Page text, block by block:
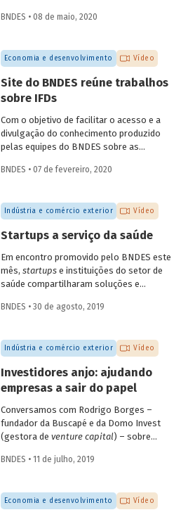
por especialistas da área de saúde, em
quarta, dia 6 de maio. A conversa,
transmitida pelo YouTube do Banco,
contou com participações do
coordenador de ações de prospecção da
Fiocruz, Carlos Gadelha, do diretor-
adjunto da Organização Pan-Americana
de Saúde (Opas), Jarbas Barbosa, e com o
presidente do Fórum Inovação Saúde,
Josier Vilar.
BNDES • 08 de maio, 2020
Economia e desenvolvimento Vídeo
Site do BNDES reúne trabalhos
sobre IFDs
Com o objetivo de facilitar o acesso e a
divulgação do conhecimento produzido
pelas equipes do BNDES sobre as
desenvolvimento (IFD), todos os artigos
reunidos em uma única seção especial do
site do Banco.
BNDES • 07 de fevereiro, 2020
Indústria e comércio exterior Vídeo
Startups a serviço da saúde
Em encontro promovido pelo BNDES este
mês, startupse instituições do setor de
saúde compartilharam soluções e
presença de mais de dez startups e de 15
e privado, incluindo hospitais, planos de
saúde, empresas farmacêuticas e
empresas de diagnóstico. Confira a seguir
as questões discutidas e vídeo com
alguns depoimentos do evento.
BNDES • 30 de agosto, 2019
Indústria e comércio exterior Vídeo
Investidores anjo: ajudando
empresas a sair do papel
Conversamos com Rodrigo Borges –
fundador da Buscapé e da Domo Invest
(gestora de venture capital) – sobre
Confira alguns destaques da entrevista e
anjo escolhem em quaisstartupsinvestir
e ajudam os empreendedores a tirar os
BNDES • 11 de julho, 2019
Economia e desenvolvimento Vídeo